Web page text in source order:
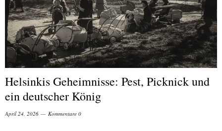
Helsinkis Geheimnisse: Pest, Picknick und
ein deutscher König
April 24, 2026 Kommentare 0